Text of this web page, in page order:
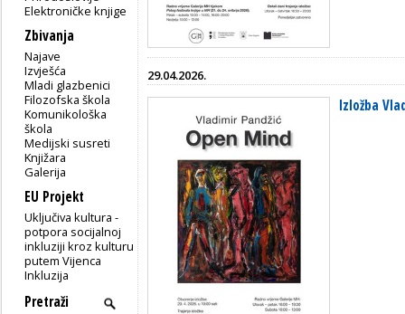
Elektroničke knjige
Zbivanja
Najave
Izvješća
Mladi glazbenici
Filozofska škola
Komunikološka
škola
Medijski susreti
Knjižara
Galerija
EU Projekt
Uključiva kultura -
potpora socijalnoj
inkluziji kroz kulturu
putem Vijenca
Inkluzija
29.04.2026.
Izložba